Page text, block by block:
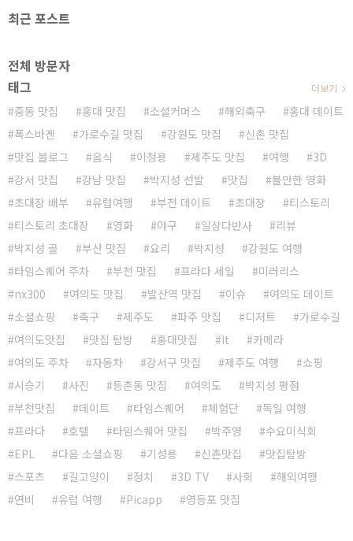
최근 포스트
전체 방문자
태그
중동 맛집 홍대 맛집 소셜커머스 해외축구
홍대 데이트
폭스바겐
가로수길 맛집 강원도 맛집
신촌 맛집
맛집 블로그
음식 이청용 제주도 맛집 여행
3D
강서 맛집
강남 맛집 박지성 선발 맛집
볼만한 영화
초대장 배부
유럽여행 부천 데이트 초대장
티스토리
티스토리 초대장
영화 야구 일상다반사
리뷰
박지성 골
부산 맛집 요리 박지성
강원도 여행
타임스퀘어 주차
부천 맛집 프라다 세일
미러리스
nx300
여의도 맛집 발산역 맛집 이슈
여의도 데이트
소셜쇼핑
축구 제주도 파주 맛집 디저트
가로수길
여의도맛집
맛집 탐방 홍대맛집 It
카메라
여의도 주차
자동차 강서구 맛집 제주도 여행
쇼핑
시승기
사진 등촌동 맛집 여의도
박지성 평점
부천맛집
데이트 타임스퀘어 체험단
독일 여행
프라다
호텔 타임스퀘어 맛집 박주영
수요미식회
EPL
다음 소셜쇼핑 기성용 신촌맛집
맛집탐방
스포츠
길고양이 정치 3D TV 사회
해외여행
연비
유럽 여행 Picapp 영등포 맛집
더보기